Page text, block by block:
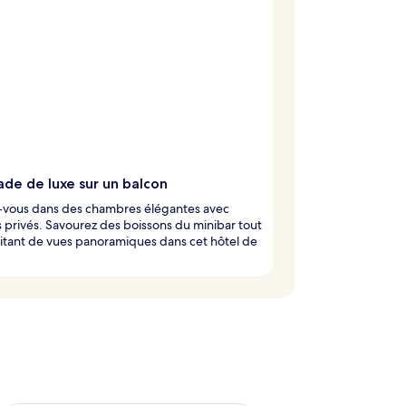
de luxe sur un balcon
dans des chambres élégantes avec
privés. Savourez des boissons du minibar tout
de vues panoramiques dans cet hôtel de